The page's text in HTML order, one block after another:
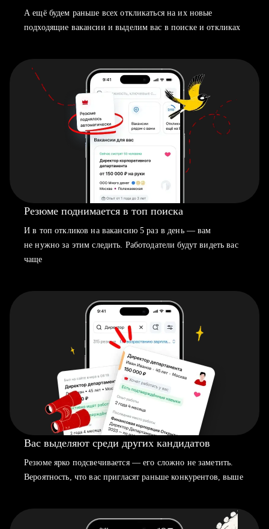
А ещё будем раньше всех откликаться на их новые
подходящие вакансии и выделим вас в поиске и откликах
Резюме поднимается в топ поиска
И в топ откликов на вакансию 5 раз в день — вам
не нужно за этим следить. Работодатели будут видеть вас
чаще
Вас выделяют среди других кандидатов
Резюме ярко подсвечивается — его сложно не заметить.
Вероятность, что вас пригласят раньше конкурентов, выше